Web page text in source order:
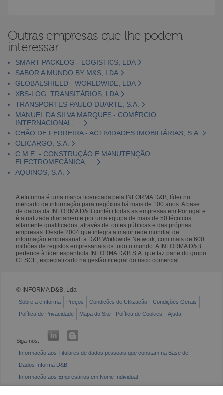
Outras empresas que lhe podem
interessar
SMART PACKLOG - LOGISTICS, LDA
SABOR A MUNDO BY M&S, LDA
GLOBALSHIELD - WORLDWIDE, LDA
XBS-LOG. TRANSITÁRIOS, LDA
TRANSPORTES PAULO DUARTE, S.A.
MANUEL DA SILVA MARQUES - COMÉRCIO
INTERNACIONAL, ...
CHÃO DE FERREIRA - ACTIVIDADES IMOBILIÁRIAS, S.A.
OLICARGO, S.A.
C.M.E. - CONSTRUÇÃO E MANUTENÇÃO
ELECTROMECÂNICA, ...
AQUINOS, S.A.
A eInforma é uma marca licenciada pela INFORMA D&B, líder no
mercado de informação para negócios há mais de 100 anos. A base
de dados da INFORMA D&B contém todas as empresas em Portugal e
é atualizada diariamente por uma equipa de mais de 50 técnicos
altamente qualificados, através de fontes públicas e das próprias
empresas. Desde 2004 que integra a maior rede mundial de
informação empresarial: a D&B Worldwide Network, com mais de 600
milhões de registos empresariais de todo o mundo. A INFORMA D&B
pertence à líder espanhola INFORMA D&B S.A. que faz parte do grupo
CESCE, especializado na gestão integral do risco comercial.
© INFORMA D&B, Lda
Sobre a eInforma Preços Condições de Utilização
Condições Gerais
Política de Privacidade
Mapa do Site Política de Cookies Ajuda
Siga-nos:
Informação aos Titulares de dados pessoais que constam na Base de
Dados Informa D&B
Informação aos Empresários em Nome Individual